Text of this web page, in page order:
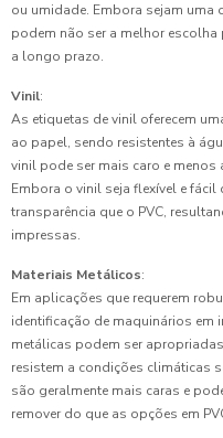
ou umidade. Embora sejam
podem não ser a melhor
a longo prazo.
Vinil:
As etiquetas de vinil oferecem
ao papel, sendo resistentes à
vinil pode ser mais caro e menos
Embora o vinil seja flexível e fácil
transparência que o PVC,
impressas.
Materiais Metálicos:
Em aplicações que requerem
identificação de maquinários em
metálicas podem ser
resistem a condições climáticas
são geralmente mais caras e
remover do que as opções em